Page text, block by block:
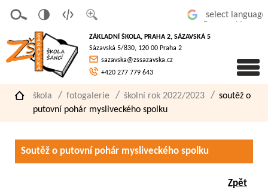
písmo
á
verze
pro
slaboz
raké
ZÁKLADNÍ ŠKOLA, PRAHA 2, SÁZAVSKÁ 5
Sázavská 5/830, 120 00 Praha 2
sazavska@zssazavska.cz
+420 277 779 643
škola fotogalerie školní rok 2022/2023
soutěž o
putovní pohár mysliveckého spolku
Soutěž o putovní pohár mysliveckého spolku
Zpět